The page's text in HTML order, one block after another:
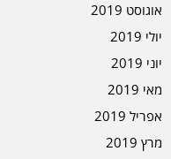
אוגוסט 2019
יולי 2019
יוני 2019
מאי 2019
אפריל 2019
מרץ 2019